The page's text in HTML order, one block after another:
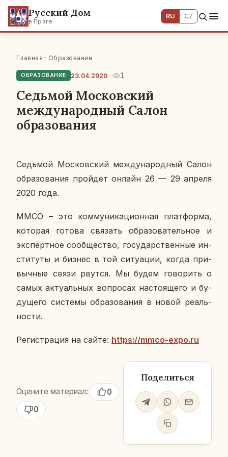
Русский Дом
в Праге
RU CZ
Главная · Образование
ОБРАЗОВАНИЕ 23.04.2020 1
Седьмой Московский
международный Салон
образования
Седь­мой Мос­ков­ский меж­ду­на­род­ный Салон
об­ра­зо­ва­ния прой­дет онлайн 26 — 29 апреля
2020 года.
ММСО – это ком­му­ни­ка­ци­он­ная плат­фор­ма,
ко­то­рая готова свя­зать об­ра­зо­ва­тель­ное и
экс­перт­ное со­об­ще­ство, го­су­дар­ствен­ные ин­
сти­ту­ты и бизнес в той си­ту­а­ции, когда при­
выч­ные связи рвутся. Мы будем го­во­рить о
самых ак­ту­аль­ных во­про­сах на­сто­я­ще­го и бу­
ду­ще­го си­сте­мы об­ра­зо­ва­ния в новой ре­аль­
но­сти.
Ре­ги­стра­ция на сайте: https://mmco-expo.ru
Оцените материал:
0
0
Поделиться